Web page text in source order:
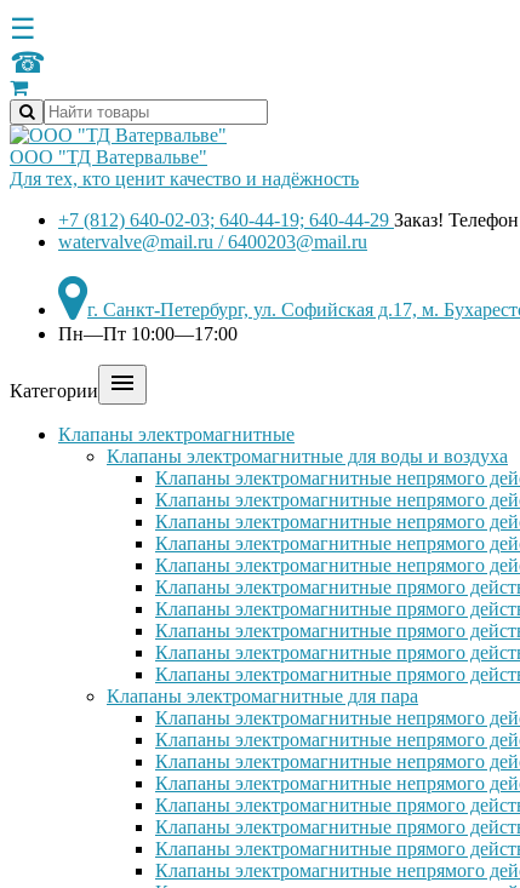
☰
☎
ООО "ТД Ватервальве"
Для тех, кто ценит качество и надёжность
+7 (812) 640-02-03; 640-44-19; 640-44-29 Заказ!
watervalve@mail.ru / 6400203@mail.ru
г. Санкт-Петербург, ул. Софийская д.17, м.
Пн—Пт 10:00—17:00
Категории 
Клапаны электромагнитные
Клапаны электромагнитные для воды и воздуха
Клапаны электромагнитные непрямого
Клапаны электромагнитные непрямого
Клапаны электромагнитные непрямого
Клапаны электромагнитные непрямого
Клапаны электромагнитные непрямого
Клапаны электромагнитные прямого
Клапаны электромагнитные прямого
Клапаны электромагнитные прямого
Клапаны электромагнитные прямого
Клапаны электромагнитные прямого
Клапаны электромагнитные для пара
Клапаны электромагнитные непрямого
Клапаны электромагнитные непрямого
Клапаны электромагнитные непрямого
Клапаны электромагнитные непрямого
Клапаны электромагнитные прямого
Клапаны электромагнитные прямого
Клапаны электромагнитные прямого
Клапаны электромагнитные непрямого